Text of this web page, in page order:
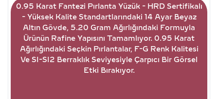
0.95 Karat Fantezi Pırlanta Yüzük - HRD Sertifikalı
- Yüksek Kalite Standartlarındaki 14 Ayar Beyaz
Altın Gövde, 5.20 Gram Ağırlığındaki Formuyla
Ürünün Rafine Yapısını Tamamlıyor. 0.95 Karat
Ağırlığındaki Seçkin Pırlantalar, F-G Renk Kalitesi
Ve SI-SI2 Berraklık Seviyesiyle Çarpıcı Bir Görsel
Etki Bırakıyor.